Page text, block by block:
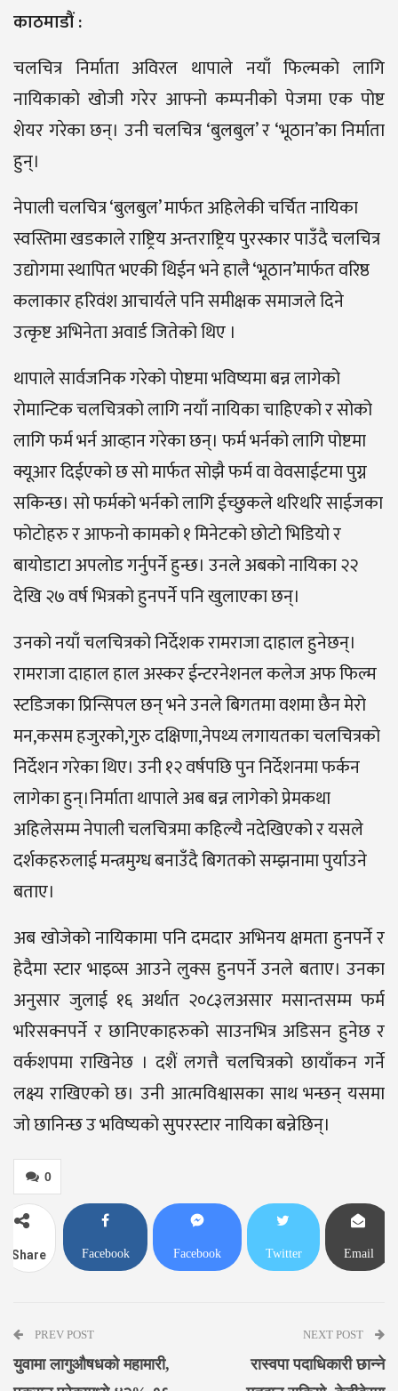
काठमाडौं :
चलचित्र निर्माता अविरल थापाले नयाँ फिल्मको लागि
नायिकाको खोजी गरेर आफ्नो कम्पनीको पेजमा एक पोष्ट
शेयर गरेका छन्। उनी चलचित्र ‘बुलबुल’ र ‘भूठान’का निर्माता
हुन्।
नेपाली चलचित्र ‘बुलबुल’ मार्फत अहिलेकी चर्चित नायिका
स्वस्तिमा खडकाले राष्ट्रिय अन्तराष्ट्रिय पुरस्कार पाउँदै चलचित्र
उद्योगमा स्थापित भएकी थिईन भने हालै ‘भूठान’मार्फत वरिष्ठ
कलाकार हरिवंश आचार्यले पनि समीक्षक समाजले दिने
उत्कृष्ट अभिनेता अवार्ड जितेको थिए ।
थापाले सार्वजनिक गरेको पोष्टमा भविष्यमा बन्न लागेको
रोमान्टिक चलचित्रको लागि नयाँ नायिका चाहिएको र सोको
लागि फर्म भर्न आव्हान गरेका छन्। फर्म भर्नको लागि पोष्टमा
क्यूआर दिईएको छ सो मार्फत सोझै फर्म वा वेवसाईटमा पुग्न
सकिन्छ। सो फर्मको भर्नको लागि ईच्छुकले थरिथरि साईजका
फोटोहरु र आफनो कामको १ मिनेटको छोटो भिडियो र
बायोडाटा अपलोड गर्नुपर्ने हुन्छ। उनले अबको नायिका २२
देखि २७ वर्ष भित्रको हुनपर्ने पनि खुलाएका छन्।
उनको नयाँ चलचित्रको निर्देशक रामराजा दाहाल हुनेछन्।
रामराजा दाहाल हाल अस्कर ईन्टरनेशनल कलेज अफ फिल्म
स्टडिजका प्रिन्सिपल छन् भने उनले बिगतमा वशमा छैन मेरो
मन,कसम हजुरको,गुरु दक्षिणा,नेपथ्य लगायतका चलचित्रको
निर्देशन गरेका थिए। उनी १२ वर्षपछि पुन निर्देशनमा फर्कन
लागेका हुन्।निर्माता थापाले अब बन्न लागेको प्रेमकथा
अहिलेसम्म नेपाली चलचित्रमा कहिल्यै नदेखिएको र यसले
दर्शकहरुलाई मन्त्रमुग्ध बनाउँदै बिगतको सम्झनामा पुर्याउने
बताए।
अब खोजेको नायिकामा पनि दमदार अभिनय क्षमता हुनपर्ने र
हेदैमा स्टार भाइव्स आउने लुक्स हुनपर्ने उनले बताए। उनका
अनुसार जुलाई १६ अर्थात २०८३लअसार मसान्तसम्म फर्म
भरिसक्नपर्ने र छानिएकाहरुको साउनभित्र अडिसन हुनेछ र
वर्कशपमा राखिनेछ । दशैं लगत्तै चलचित्रको छायाँकन गर्ने
लक्ष्य राखिएको छ। उनी आत्मविश्वासका साथ भन्छन् यसमा
जो छानिन्छ उ भविष्यको सुपरस्टार नायिका बन्नेछिन्।
0
Share Facebook Facebook Twitter Email
PREV POST
युवामा लागुऔषधको महामारी,
NEXT POST
रास्वपा पदाधिकारी छान्ने